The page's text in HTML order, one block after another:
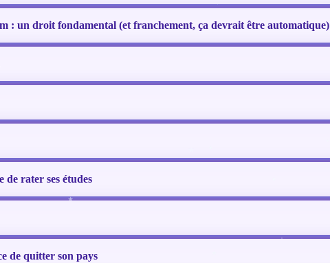
: un droit fondamental (et franchement, ça devrait être automatique)
de rater ses études
de quitter son pays